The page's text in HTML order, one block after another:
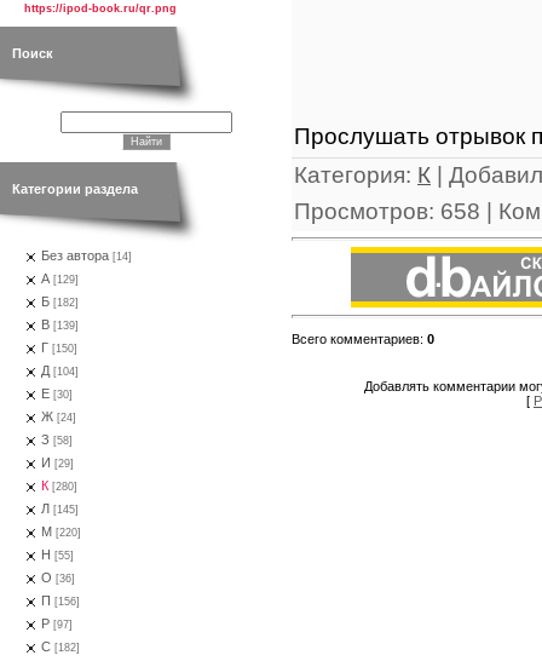
https://ipod-book.ru/qr.png
Поиск
Категории раздела
Без автора [14]
А [129]
Б [182]
В [139]
Г [150]
Д [104]
Е [30]
Ж [24]
З [58]
И [29]
К [280]
Л [145]
М [220]
Н [55]
О [36]
П [156]
Р [97]
С [182]
Прослушать отрывок
Категория: К | Добавил
Просмотров: 658 |
Всего комментариев: 0
Добавлять комментарии
[